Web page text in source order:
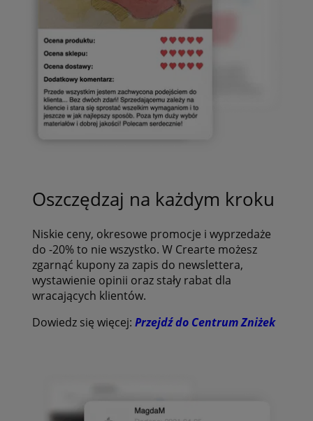
Oszczędzaj na każdym kroku
Niskie ceny, okresowe promocje i wyprzedaże
do -20% to nie wszystko. W Crearte możesz
zgarnąć kupony za zapis do newslettera,
wystawienie opinii oraz stały rabat dla
wracających klientów.
Dowiedz się więcej: Przejdź do Centrum Zniżek